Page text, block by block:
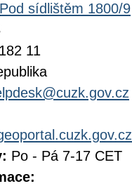
Pod sídlištěm 1800/9
182 11
Po - Pá 7-17 CET